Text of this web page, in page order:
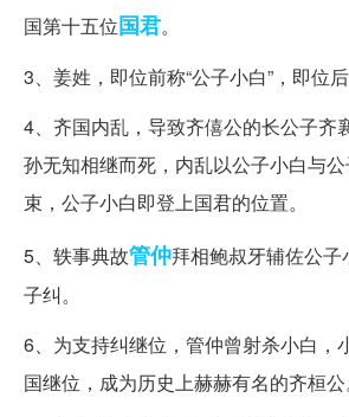
国第十五位国君。
3、姜姓，即位前称“公子小白”，即位后
4、齐国内乱，导致齐僖公的长公子齐
孙无知相继而死，内乱以公子小白与
束，公子小白即登上国君的位置。
5、轶事典故管仲拜相鲍叔牙辅佐公
子纠。
6、为支持纠继位，管仲曾射杀小白，
国继位，成为历史上赫赫有名的齐桓公